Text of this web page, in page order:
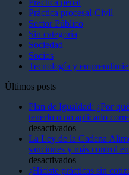
Práctica penal
Práctica procesal-Civll
Sector Público
Sin categoría
Sociedad
Socios
Tecnología y
Últimos posts
Plan de Igualdad: ¿Por
tenerlo o no aplicarlo
desactivadosen
Plan
de
Igualdad:
¿Por
La Ley de la Cadena
sanciones y más control
desactivadosen
La
¿Hiciste prácticas sin